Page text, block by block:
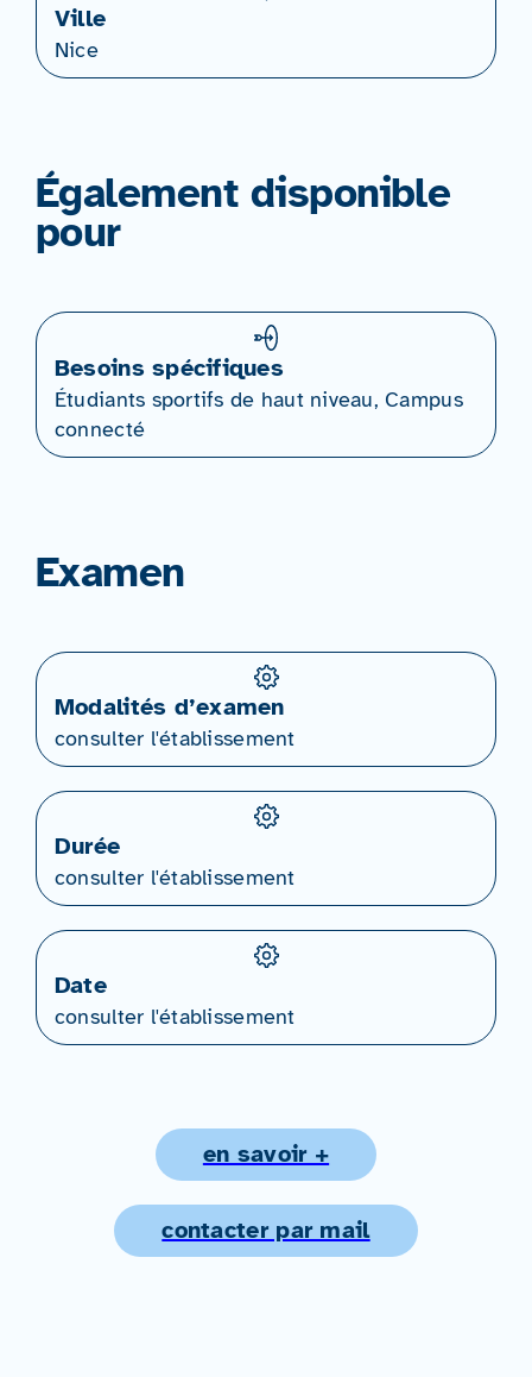
Ville
Nice
Également disponible
pour
Besoins spécifiques
Étudiants sportifs de haut niveau, Campus
connecté
Examen
Modalités d’examen
consulter l'établissement
Durée
consulter l'établissement
Date
consulter l'établissement
en savoir +
contacter par mail